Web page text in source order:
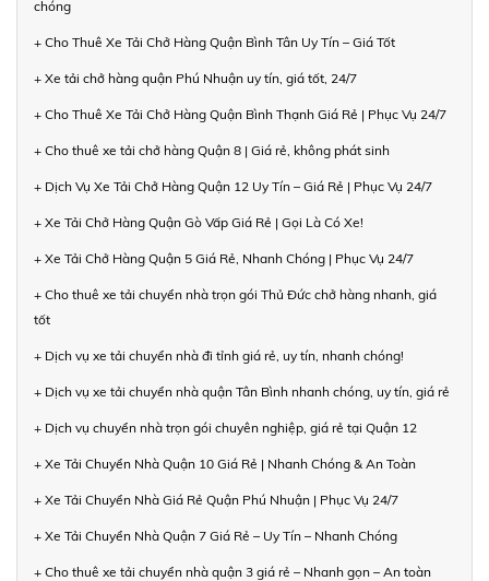
chóng
+ Cho Thuê Xe Tải Chở Hàng Quận Bình Tân Uy Tín – Giá Tốt
+ Xe tải chở hàng quận Phú Nhuận uy tín, giá tốt, 24/7
+ Cho Thuê Xe Tải Chở Hàng Quận Bình Thạnh Giá Rẻ | Phục Vụ 24/7
+ Cho thuê xe tải chở hàng Quận 8 | Giá rẻ, không phát sinh
+ Dịch Vụ Xe Tải Chở Hàng Quận 12 Uy Tín – Giá Rẻ | Phục Vụ 24/7
+ Xe Tải Chở Hàng Quận Gò Vấp Giá Rẻ | Gọi Là Có Xe!
+ Xe Tải Chở Hàng Quận 5 Giá Rẻ, Nhanh Chóng | Phục Vụ 24/7
+ Cho thuê xe tải chuyển nhà trọn gói Thủ Đức chở hàng nhanh, giá
tốt
+ Dịch vụ xe tải chuyển nhà đi tỉnh giá rẻ, uy tín, nhanh chóng!
+ Dịch vụ xe tải chuyển nhà quận Tân Bình nhanh chóng, uy tín, giá rẻ
+ Dịch vụ chuyển nhà trọn gói chuyên nghiệp, giá rẻ tại Quận 12
+ Xe Tải Chuyển Nhà Quận 10 Giá Rẻ | Nhanh Chóng & An Toàn
+ Xe Tải Chuyển Nhà Giá Rẻ Quận Phú Nhuận | Phục Vụ 24/7
+ Xe Tải Chuyển Nhà Quận 7 Giá Rẻ – Uy Tín – Nhanh Chóng
+ Cho thuê xe tải chuyển nhà quận 3 giá rẻ – Nhanh gọn – An toàn